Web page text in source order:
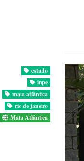
estudo
inpe
mata atlântica
rio de janeiro
Mata Atlântica